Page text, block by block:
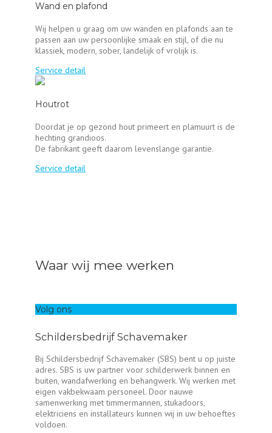
Wand en plafond
Wij helpen u graag om uw wanden en plafonds aan te
passen aan uw persoonlijke smaak en stijl, of die nu
klassiek, modern, sober, landelijk of vrolijk is.
Service detail
Houtrot
Doordat je op gezond hout primeert en plamuurt is de
hechting grandioos.
De fabrikant geeft daarom levenslange garantie.
Service detail
Waar wij mee werken
Volg ons
Schildersbedrijf Schavemaker
Bij Schildersbedrijf Schavemaker (SBS) bent u op juiste
adres. SBS is uw partner voor schilderwerk binnen en
buiten, wandafwerking en behangwerk. Wij werken met
eigen vakbekwaam personeel. Door nauwe
samenwerking met timmermannen, stukadoors,
elektriciens en installateurs kunnen wij in uw behoeftes
voldoen.